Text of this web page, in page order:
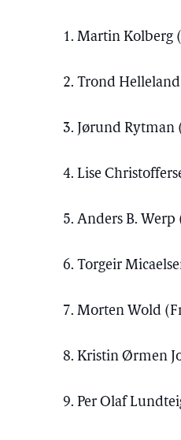
1. Martin Kolberg
2. Trond
3. Jørund Rytman
4. Lise
5. Anders B.
6. Torgeir
7. Morten Wold
8. Kristin Ørmen
9. Per Olaf